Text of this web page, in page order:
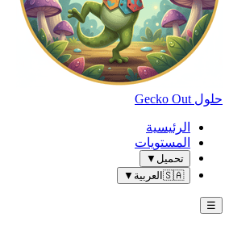
حلول Gecko Out
الرئيسية
المستويات
تحميل ▼
🇸🇦 العربية ▼
☰